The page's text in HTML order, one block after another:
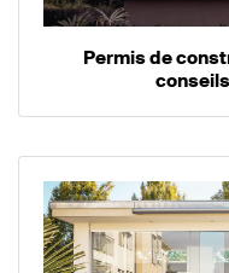
Permis de